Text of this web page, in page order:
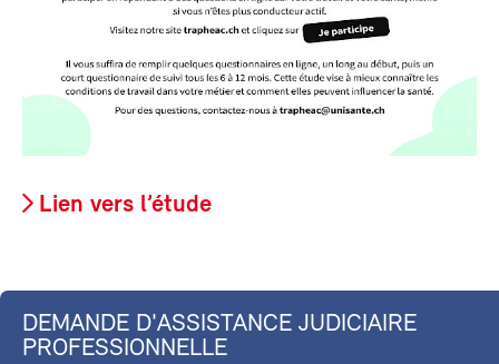
Lien vers l’étude
DEMANDE D'ASSISTANCE JUDICIAIRE
PROFESSIONNELLE